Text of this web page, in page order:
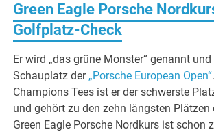
Green Eagle Porsche
Golfplatz-Check
Er wird „das grüne Monster“ genannt
Schauplatz der „Porsche European Open“
Champions Tees ist er der schwerste
und gehört zu den zehn längsten Plätzen
Green Eagle Porsche Nordkurs ist schon